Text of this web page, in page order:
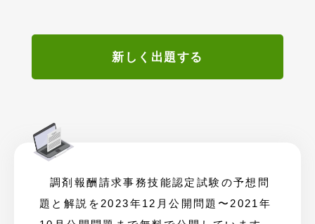
新しく出題する
調剤報酬請求事務技能認定試験の予想問
題と解説を2023年12月公開問題〜2021年